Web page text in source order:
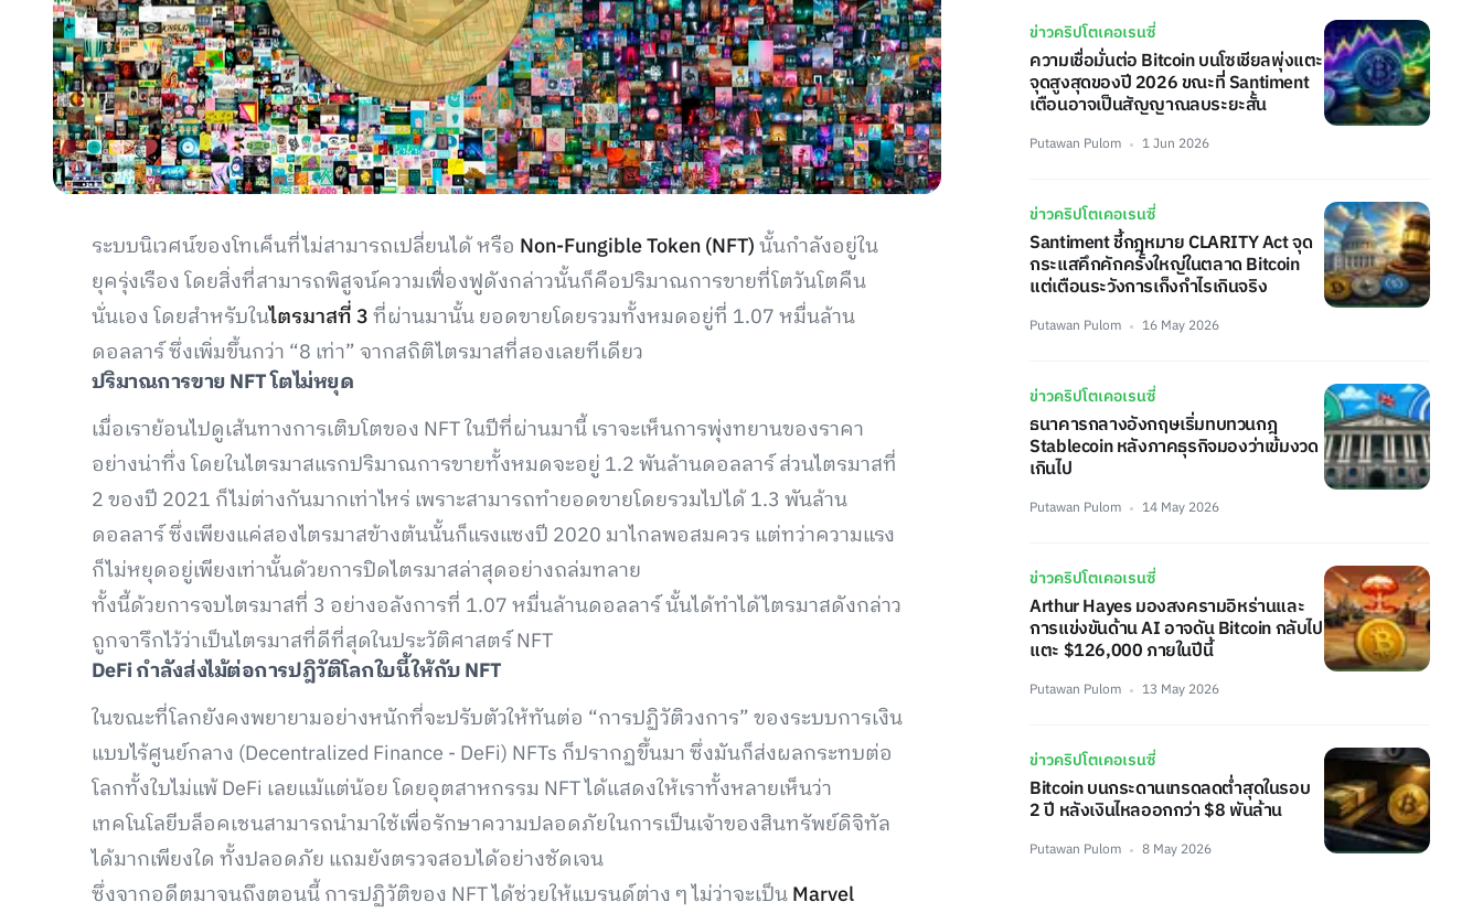
ระบบนิเวศน์ของโทเค็นที่ไม่สามารถเปลี่ยนได้ หรือ Non-Fungible Token (NFT)นั้นกำลังอยู่ใน
ยุครุ่งเรือง โดยสิ่งที่สามารถพิสูจน์ความเฟื่องฟูดังกล่าวนั้นก็คือปริมาณการขายที่โตวันโตคืน
นั่นเอง โดยสำหรับในไตรมาสที่ 3ที่ผ่านมานั้น ยอดขายโดยรวมทั้งหมดอยู่ที่ 1.07 หมื่นล้าน
ดอลลาร์ ซึ่งเพิ่มขึ้นกว่า “8 เท่า” จากสถิติไตรมาสที่สองเลยทีเดียว
ปริมาณการขาย NFT โตไม่หยุด
เมื่อเราย้อนไปดูเส้นทางการเติบโตของ NFT ในปีที่ผ่านมานี้ เราจะเห็นการพุ่งทยานของราคา
อย่างน่าทึ่ง โดยในไตรมาสแรกปริมาณการขายทั้งหมดจะอยู่ 1.2 พันล้านดอลลาร์ ส่วนไตรมาสที่
2 ของปี 2021 ก็ไม่ต่างกันมากเท่าไหร่ เพราะสามารถทำยอดขายโดยรวมไปได้ 1.3 พันล้าน
ดอลลาร์ ซึ่งเพียงแค่สองไตรมาสข้างต้นนั้นก็แรงแซงปี 2020 มาไกลพอสมควร แต่ทว่าความแรง
ก็ไม่หยุดอยู่เพียงเท่านั้นด้วยการปิดไตรมาสล่าสุดอย่างถล่มทลาย
ทั้งนี้ด้วยการจบไตรมาสที่ 3 อย่างอลังการที่ 1.07 หมื่นล้านดอลลาร์ นั้นได้ทำได้ไตรมาสดังกล่าว
ถูกจารึกไว้ว่าเป็นไตรมาสที่ดีที่สุดในประวัติศาสตร์ NFT
DeFiกำลังส่งไม้ต่อการปฎิวัติโลกใบนี้ให้กับNFT
ในขณะที่โลกยังคงพยายามอย่างหนักที่จะปรับตัวให้ทันต่อ “การปฏิวัติวงการ” ของระบบการเงิน
แบบไร้ศูนย์กลาง (Decentralized Finance - DeFi) NFTs ก็ปรากฏขึ้นมา ซึ่งมันก็ส่งผลกระทบต่อ
โลกทั้งใบไม่แพ้ DeFi เลยแม้แต่น้อย โดยอุตสาหกรรม NFT ได้แสดงให้เราทั้งหลายเห็นว่า
เทคโนโลยีบล็อคเชนสามารถนำมาใช้เพื่อรักษาความปลอดภัยในการเป็นเจ้าของสินทรัพย์ดิจิทัล
ได้มากเพียงใด ทั้งปลอดภัย แถมยังตรวจสอบได้อย่างชัดเจน
ซึ่งจากอดีตมาจนถึงตอนนี้ การปฏิวัติของ NFT ได้ช่วยให้แบรนด์ต่าง ๆ ไม่ว่าจะเป็นMarvel
ข่าวคริปโตเคอเรนซี่
ความเชื่อมั่นต่อ Bitcoin บนโซเชียลพุ่งแตะ
จุดสูงสุดของปี 2026 ขณะที่ Santiment
เตือนอาจเป็นสัญญาณลบระยะสั้น
Putawan Pulom 1 Jun 2026
ข่าวคริปโตเคอเรนซี่
Santiment ชี้กฎหมาย CLARITY Act จุด
กระแสคึกคักครั้งใหญ่ในตลาด Bitcoin
แต่เตือนระวังการเก็งกำไรเกินจริง
Putawan Pulom 16 May 2026
ข่าวคริปโตเคอเรนซี่
ธนาคารกลางอังกฤษเริ่มทบทวนกฎ
Stablecoin หลังภาคธุรกิจมองว่าเข้มงวด
เกินไป
Putawan Pulom 14 May 2026
ข่าวคริปโตเคอเรนซี่
Arthur Hayes มองสงครามอิหร่านและ
การแข่งขันด้าน AI อาจดัน Bitcoin กลับไป
แตะ $126,000 ภายในปีนี้
Putawan Pulom 13 May 2026
ข่าวคริปโตเคอเรนซี่
Bitcoin บนกระดานเทรดลดต่ำสุดในรอบ
2 ปี หลังเงินไหลออกกว่า $8 พันล้าน
Putawan Pulom 8 May 2026